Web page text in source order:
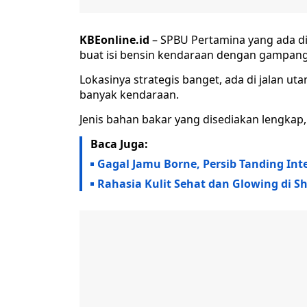
KBEonline.id – SPBU Pertamina yang ada
buat isi bensin kendaraan dengan
Lokasinya strategis banget, ada di jalan
banyak kendaraan.
Jenis bahan bakar yang disediakan
Baca Juga:
Gagal Jamu Borne, Persib Tanding
Rahasia Kulit Sehat dan Glowing di